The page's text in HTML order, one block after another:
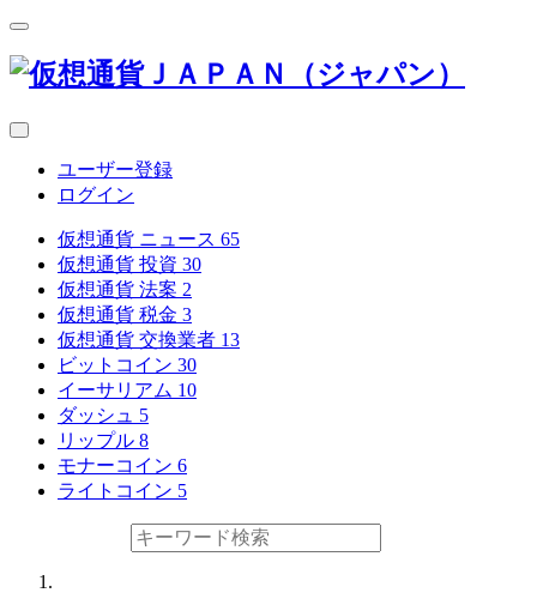
ユーザー登録
ログイン
仮想通貨 ニュース 65
仮想通貨 投資 30
仮想通貨 法案 2
仮想通貨 税金 3
仮想通貨 交換業者 13
ビットコイン 30
イーサリアム 10
ダッシュ 5
リップル 8
モナーコイン 6
ライトコイン 5